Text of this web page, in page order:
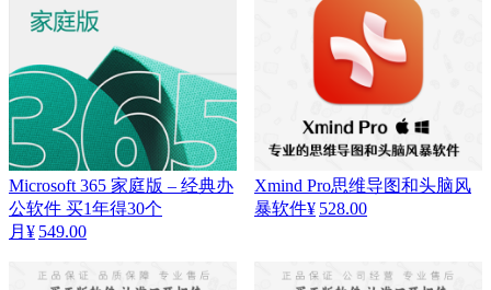
Microsoft 365 家庭版 – 经典办
公软件 买1年得30个
月 ¥ 549.00
Xmind Pro思维导图和头脑风
暴软件¥ 528.00